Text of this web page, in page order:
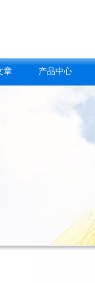
章 产品中心